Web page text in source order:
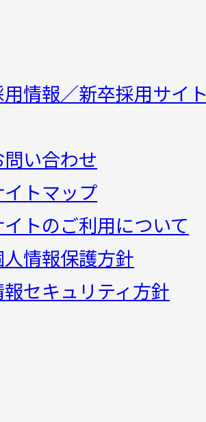
情報／新卒採用サイト
問い合わせ
イトマップ
イトのご利用について
情報保護方針
セキュリティ方針